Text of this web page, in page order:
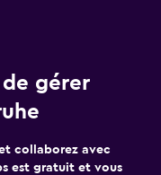
gérer
collaborez avec
est gratuit et vous